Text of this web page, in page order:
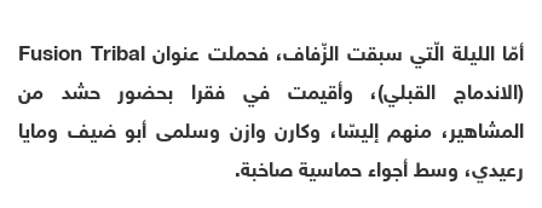
أمّا الليلة الّتي سبقت الزّفاف، فحملت عنوان Fusion Tribal
(الاندماج القبلي)، وأقيمت في فقرا بحضور حشد من
المشاهير، منهم إليسّا، وكارن وازن وسلمى أبو ضيف ومايا
رعيدي، وسط أجواء حماسية صاخبة.